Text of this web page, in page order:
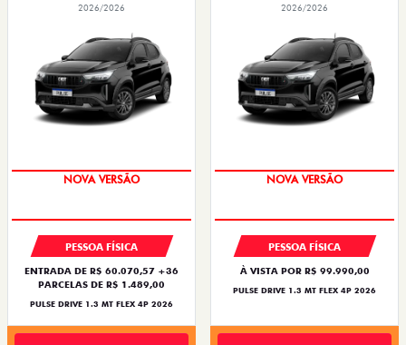
2026/2026
PREÇO IMPERDÍVEL
PESSOA FÍSICA
ENTRADA DE R$ 60.070,57 +36
PARCELAS DE R$ 1.489,00
PULSE DRIVE 1.3 MT FLEX 4P 2026
2026/2026
PREÇO IMPERDÍVEL
PESSOA FÍSICA
À VISTA POR R$ 99.990,00
PULSE DRIVE 1.3 MT FLEX 4P 2026